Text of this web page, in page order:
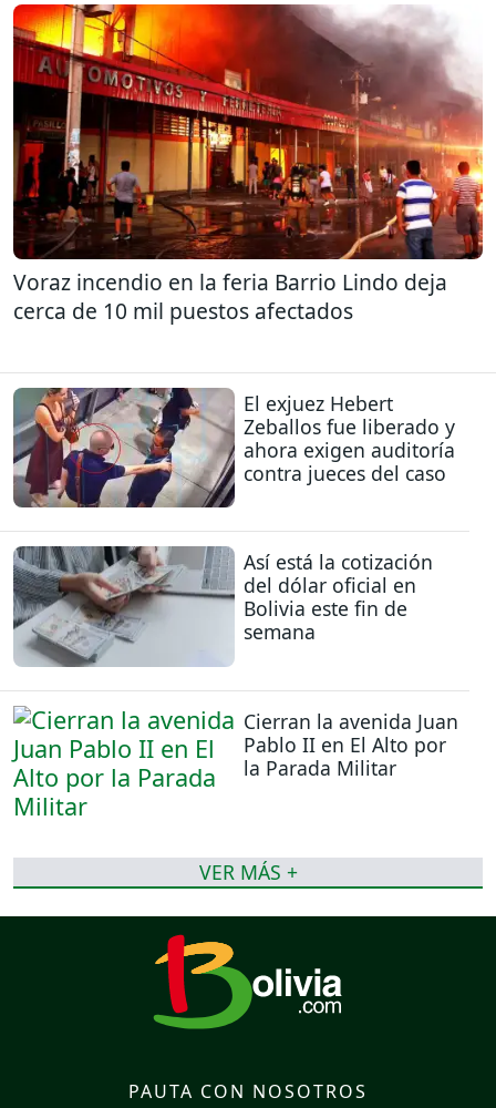
Voraz incendio en la feria Barrio Lindo deja
cerca de 10 mil puestos afectados
El exjuez Hebert
Zeballos fue liberado y
ahora exigen auditoría
contra jueces del caso
Así está la cotización
del dólar oficial en
Bolivia este fin de
semana
Cierran la avenida Juan
Pablo II en El Alto por
la Parada Militar
VER MÁS +
PAUTA CON NOSOTROS